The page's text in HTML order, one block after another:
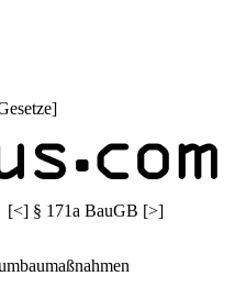
]
[<] § 171a BauGB [>]